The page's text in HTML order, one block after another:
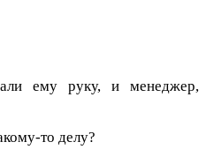
ему руку, и менеджер,
то делу?